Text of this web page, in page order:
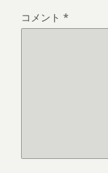
コメント *